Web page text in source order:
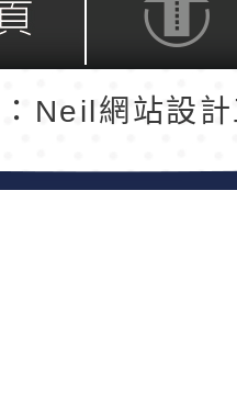
返回頂端
Neil網站設